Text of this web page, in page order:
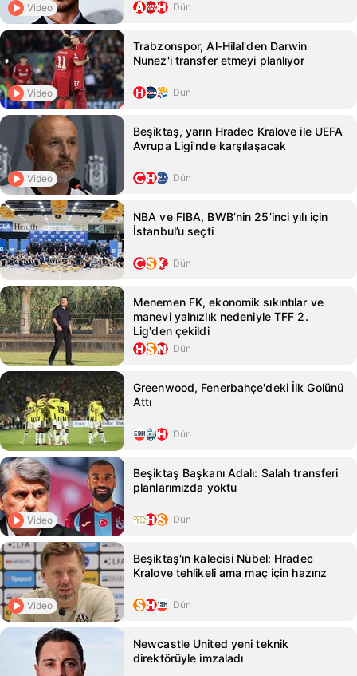
Video Dün
Video
Trabzonspor, Al-Hilal'den Darwin
Nunez'i transfer etmeyi planlıyor
Dün
Video
Beşiktaş, yarın Hradec Kralove ile UEFA
Avrupa Ligi'nde karşılaşacak
Dün
NBA ve FIBA, BWB’nin 25’inci yılı için
İstanbul’u seçti
Dün
Menemen FK, ekonomik sıkıntılar ve
manevi yalnızlık nedeniyle TFF 2.
Lig'den çekildi
Dün
Greenwood, Fenerbahçe'deki İlk Golünü
Attı
Dün
Video
Beşiktaş Başkanı Adalı: Salah transferi
planlarımızda yoktu
Dün
Video
Beşiktaş'ın kalecisi Nübel: Hradec
Kralove tehlikeli ama maç için hazırız
Dün
Newcastle United yeni teknik
direktörüyle imzaladı